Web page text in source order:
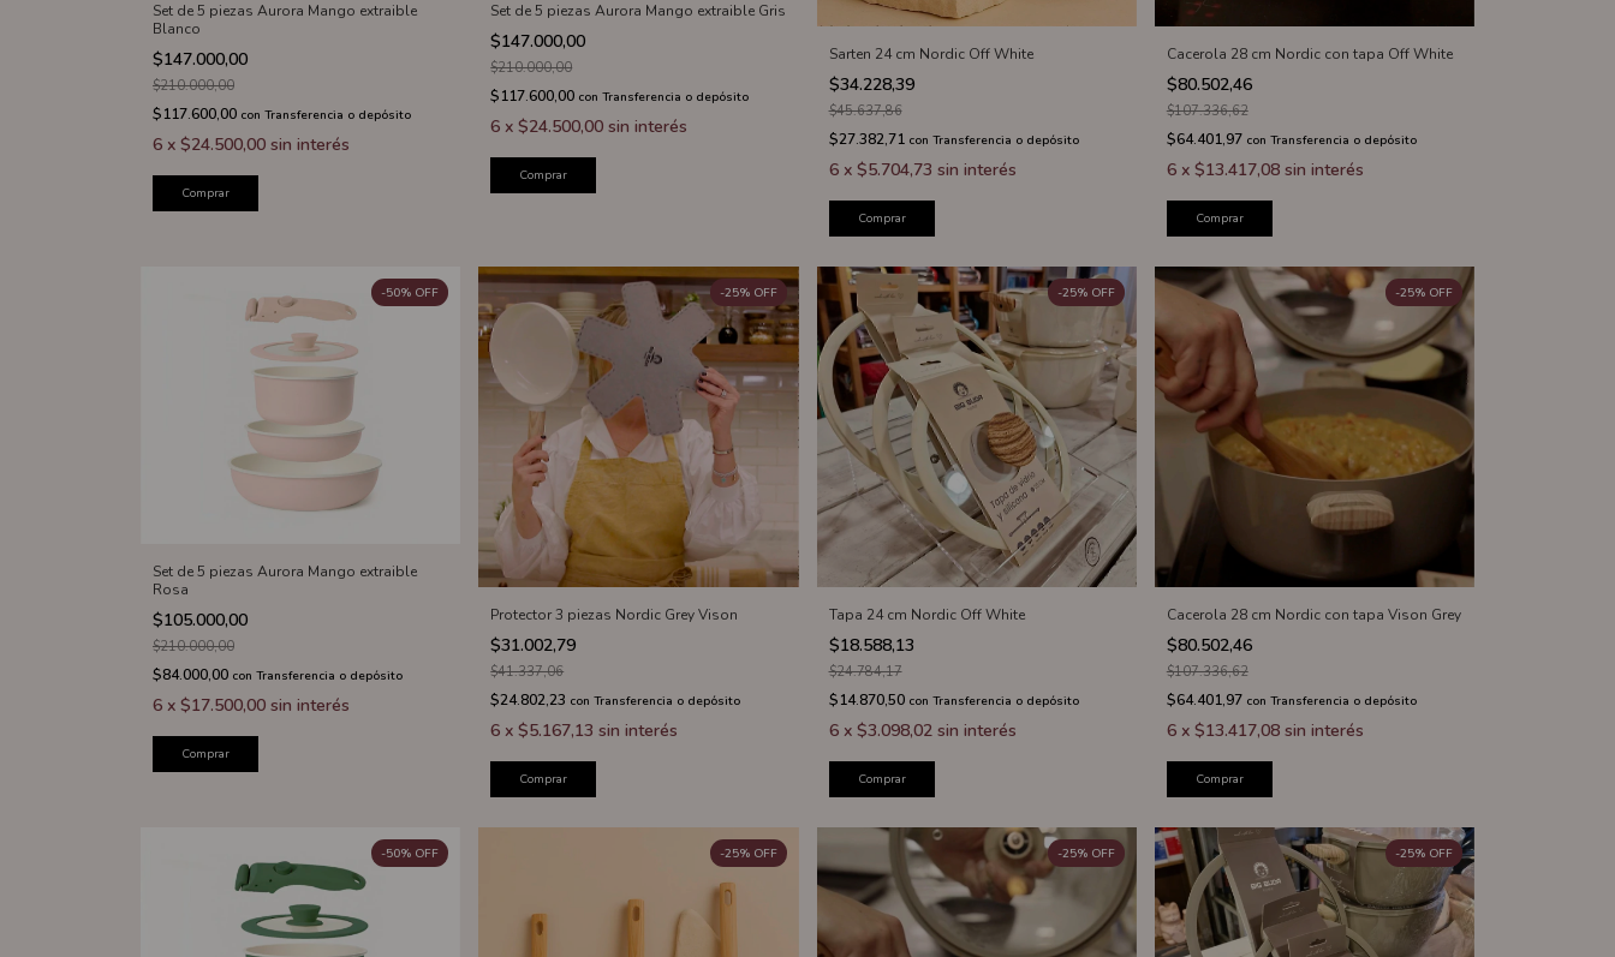
Set de 5 piezas Aurora Mango extraible
Blanco
$147.000,00
$210.000,00
$117.600,00 con Transferencia o depósito
6 x $24.500,00 sin interés
Comprar
Set de 5 piezas Aurora Mango extraible Gris
$147.000,00
$210.000,00
$117.600,00 con Transferencia o depósito
6 x$24.500,00 sin interés
Comprar
Sarten 24 cm Nordic Off White
$34.228,39
$45.637,86
$27.382,71 con Transferencia o depósito
6 x $5.704,73 sin interés
Comprar
Cacerola 28 cm Nordic con tapa Off White
$80.502,46
$107.336,62
$64.401,97 con Transferencia o depósito
6 x $13.417,08 sin interés
Comprar
Set de 5 piezas Aurora Mango extraible
Rosa
$105.000,00
-50% OFF
$210.000,00
$84.000,00 con Transferencia o depósito
6 x $17.500,00 sin interés
Comprar
Protector 3 piezas Nordic Grey Vison
$31.002,79
-25% OFF
$41.337,06
$24.802,23 con Transferencia o depósito
6 x$5.167,13 sin interés
Comprar
Tapa 24 cm Nordic Off White
$18.588,13
-25% OFF
$24.784,17
$14.870,50 con Transferencia o depósito
6 x $3.098,02 sin interés
Comprar
Cacerola 28 cm Nordic con tapa Vison Grey
$80.502,46
-25% OFF
$107.336,62
$64.401,97 con Transferencia o depósito
6 x $13.417,08 sin interés
Comprar
-50% OFF -25% OFF -25% OFF -25% OFF